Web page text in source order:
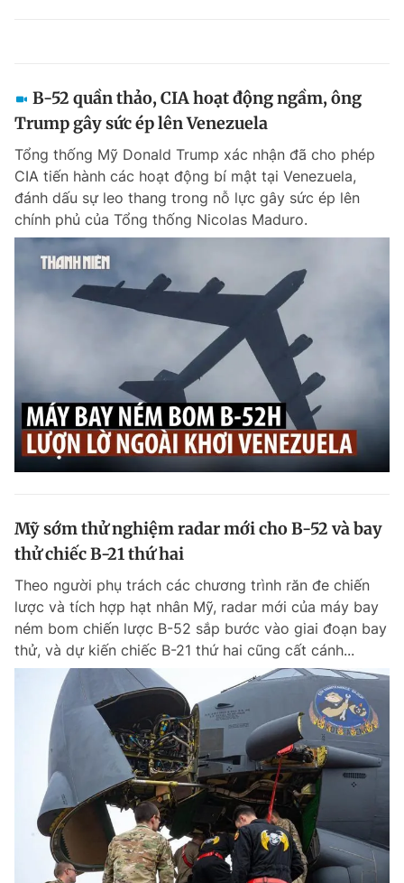
B-52 quần thảo, CIA hoạt động ngầm, ông
Trump gây sức ép lên Venezuela
Tổng thống Mỹ Donald Trump xác nhận đã cho phép
CIA tiến hành các hoạt động bí mật tại Venezuela,
đánh dấu sự leo thang trong nỗ lực gây sức ép lên
chính phủ của Tổng thống Nicolas Maduro.
Mỹ sớm thử nghiệm radar mới cho B-52 và bay
thử chiếc B-21 thứ hai
Theo người phụ trách các chương trình răn đe chiến
lược và tích hợp hạt nhân Mỹ, radar mới của máy bay
ném bom chiến lược B-52 sắp bước vào giai đoạn bay
thử, và dự kiến chiếc B-21 thứ hai cũng cất cánh...